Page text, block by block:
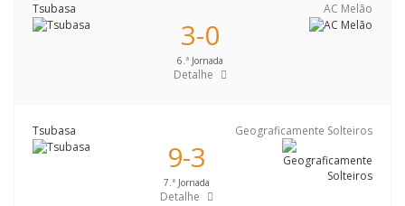
Tsubasa AC Melão
3-0
6.ª Jornada
Detalhe
Tsubasa Geograficamente Solteiros
9-3
7.ª Jornada
Detalhe